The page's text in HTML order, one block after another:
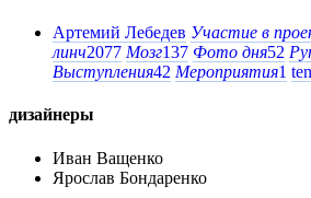
Артемий Лебедев Участие в
линч2077 Мозг137 Фото дня52
Выступления42 Мероприятия1
дизайнеры
Иван Ващенко
Ярослав Бондаренко